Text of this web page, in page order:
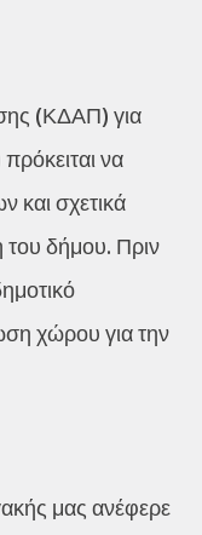
(ΚΔΑΠ) για
να
και σχετικά
του δήμου. Πριν
χώρου για την
μας ανέφερε